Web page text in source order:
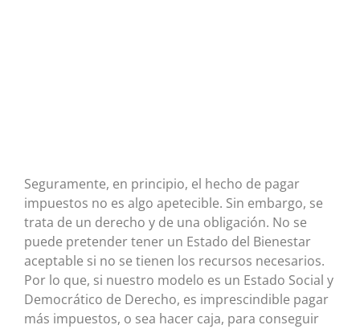
Seguramente, en principio, el hecho de pagar
impuestos no es algo apetecible. Sin embargo, se
trata de un derecho y de una obligación. No se
puede pretender tener un Estado del Bienestar
aceptable si no se tienen los recursos necesarios.
Por lo que, si nuestro modelo es un Estado Social y
Democrático de Derecho, es imprescindible pagar
más impuestos, o sea hacer caja, para conseguir